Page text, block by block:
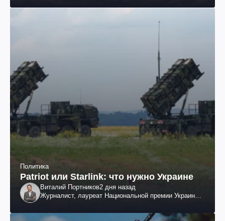
Политика
Patriot или Starlink: что нужно Украине
Виталий Портников2 дня назад
Журналист, лауреат Национальной премии Украины